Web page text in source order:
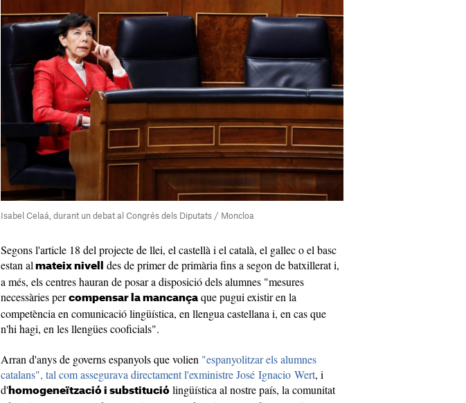
Isabel Celaá, durant un debat al Congrés dels Diputats / Moncloa
Segons l'article 18 del projecte de llei, el castellà i el català, el gallec o el basc
estan al mateix nivell
des de primer de primària fins a segon de batxillerat i,
a més, els centres hauran de posar a disposició dels alumnes "mesures
necessàries per compensar la mancança que pugui existir en la
competència en comunicació lingüística, en llengua castellana i, en cas que
n'hi hagi, en les llengües cooficials".
Arran d'anys de governs espanyols que volien "espanyolitzar els alumnes
catalans", tal com assegurava directament l'exministre José Ignacio Wert, i
d' homogeneïtzació i substitució lingüística al nostre país, la comunitat